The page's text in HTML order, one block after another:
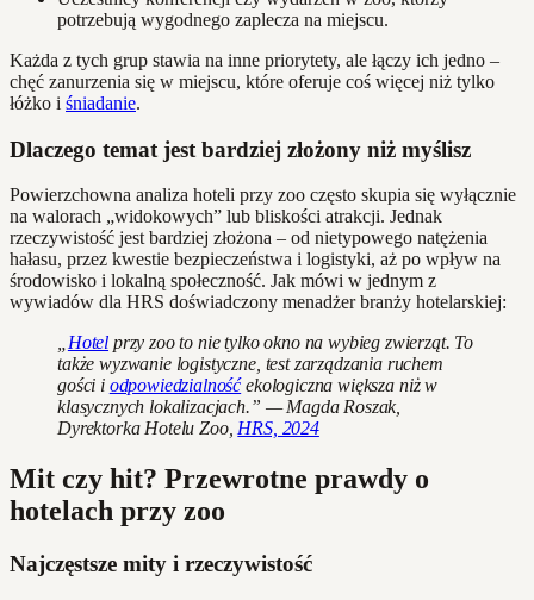
potrzebują wygodnego zaplecza na miejscu.
Każda z tych grup stawia na inne priorytety, ale łączy ich jedno –
chęć zanurzenia się w miejscu, które oferuje coś więcej niż tylko
łóżko i śniadanie.
Dlaczego temat jest bardziej złożony niż myślisz
Powierzchowna analiza hoteli przy zoo często skupia się wyłącznie
na walorach „widokowych” lub bliskości atrakcji. Jednak
rzeczywistość jest bardziej złożona – od nietypowego natężenia
hałasu, przez kwestie bezpieczeństwa i logistyki, aż po wpływ na
środowisko i lokalną społeczność. Jak mówi w jednym z
wywiadów dla HRS doświadczony menadżer branży hotelarskiej:
Hotel przy zoo to nie tylko okno na wybieg zwierząt. To
także wyzwanie logistyczne, test zarządzania ruchem
gości i odpowiedzialnośćekologiczna większa niż w
klasycznych lokalizacjach.” — Magda Roszak,
Dyrektorka Hotelu Zoo, HRS, 2024
Mit czy hit? Przewrotne prawdy o
hotelach przy zoo
Najczęstsze mity i rzeczywistość